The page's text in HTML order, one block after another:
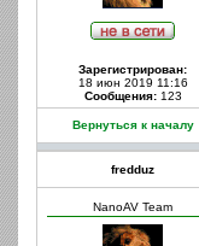
Зарегистрирован:
18 июн 2019 11:16
Сообщения:123
Вернуться к началу
fredduz
NanoAV Team